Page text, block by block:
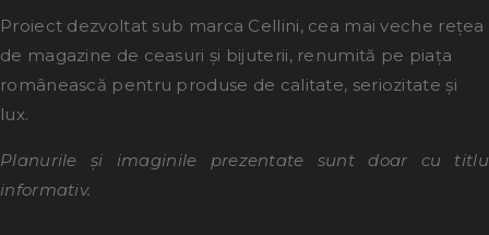
Proiect dezvoltat sub marca Cellini, cea mai veche rețea
de magazine de ceasuri și bijuterii, renumită pe piața
românească pentru produse de calitate, seriozitate și
lux.
Planurile și imaginile prezentate sunt doar cu titlu
informativ.